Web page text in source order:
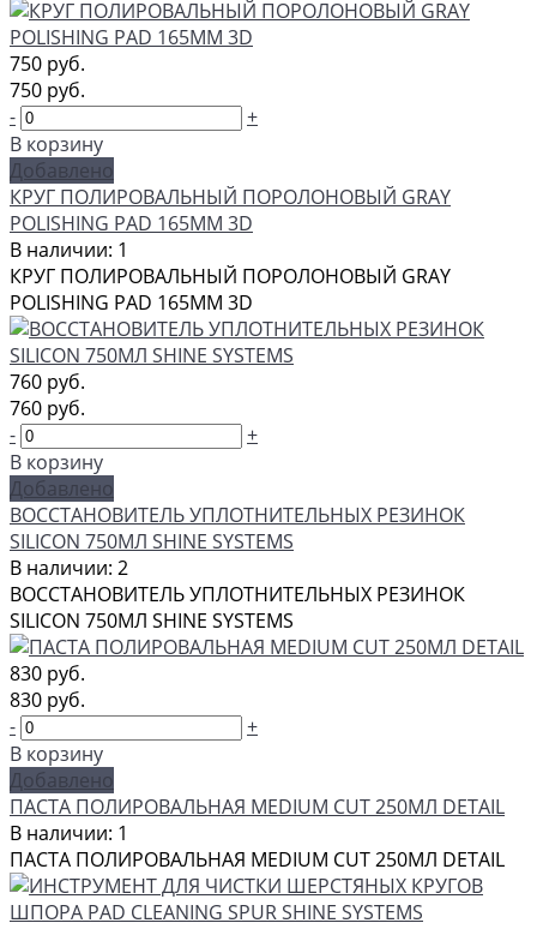
750 руб.
750 руб.
-
+
В корзину
Добавлено
КРУГ ПОЛИРОВАЛЬНЫЙ ПОРОЛОНОВЫЙ GRAY
POLISHING PAD 165ММ 3D
В наличии: 1
КРУГ ПОЛИРОВАЛЬНЫЙ ПОРОЛОНОВЫЙ GRAY
POLISHING PAD 165ММ 3D
760 руб.
760 руб.
-
+
В корзину
Добавлено
ВОССТАНОВИТЕЛЬ УПЛОТНИТЕЛЬНЫХ РЕЗИНОК
SILICON 750МЛ SHINE SYSTEMS
В наличии: 2
ВОССТАНОВИТЕЛЬ УПЛОТНИТЕЛЬНЫХ РЕЗИНОК
SILICON 750МЛ SHINE SYSTEMS
830 руб.
830 руб.
-
+
В корзину
Добавлено
ПАСТА ПОЛИРОВАЛЬНАЯ MEDIUM CUT 250МЛ DETAIL
В наличии: 1
ПАСТА ПОЛИРОВАЛЬНАЯ MEDIUM CUT 250МЛ DETAIL